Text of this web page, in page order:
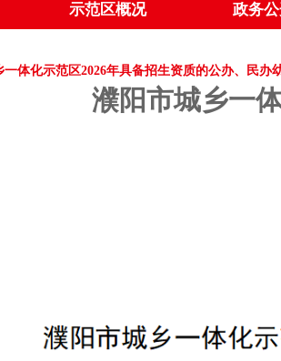
示范区概况 政务
濮阳市城乡一
一体化示范区2026年具备招生资质的公办、民办